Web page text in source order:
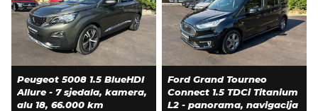
Peugeot 5008 1.5 BlueHDI
Allure - 7 sjedala, kamera,
alu 18, 66.000 km
Ford Grand Tourneo
Connect 1.5 TDCi Titanium
L2 - panorama, navigacija